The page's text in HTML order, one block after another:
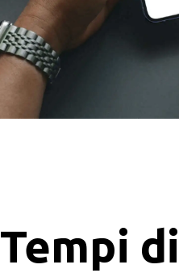
Tempi di